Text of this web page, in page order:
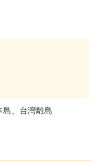
島、台灣離島